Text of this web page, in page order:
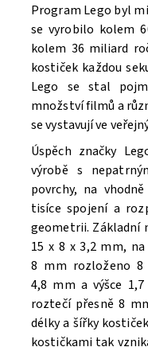
Program Lego byl
se vyrobilo kolem
kolem 36 miliard
kostiček každou
Lego se stal
množství filmů a
se vystavují ve
Úspěch značky
výrobě s
povrchy, na
tisíce spojení a
geometrii. Základní
15 x 8 x 3,2 mm,
8 mm rozloženo 8
4,8 mm a výšce
roztečí přesně 8
délky a šířky
kostičkami tak